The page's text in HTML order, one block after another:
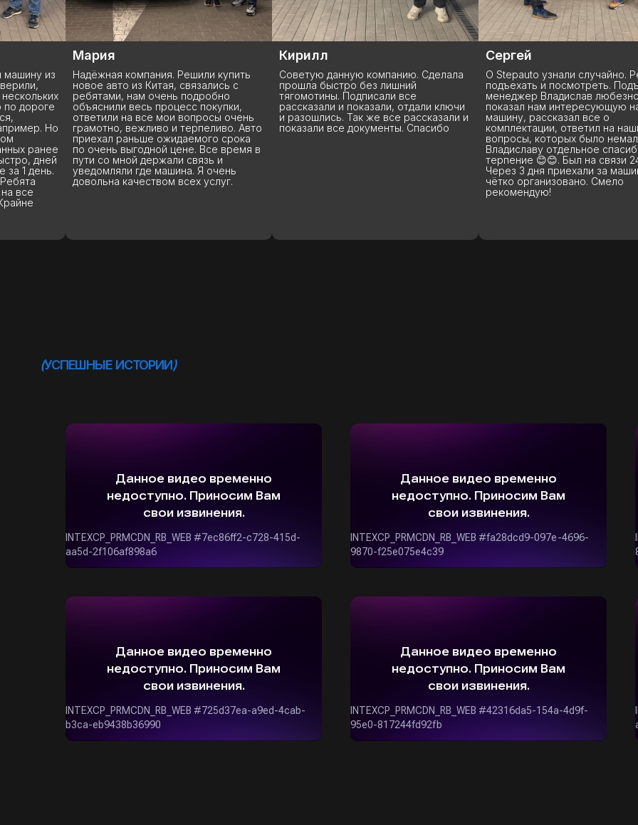
купить
с
очень
Авто
срока
время в
и
Кирилл
Советую данную компанию. Сделала
прошла быстро без лишний
тягомотины. Подписали все
рассказали и показали, отдали ключи
и разошлись. Так же все рассказали и
показали все документы. Спасибо
Сергей
О Stepauto узнали случайно. Решили
подъехать и посмотреть. Подъехали,
менеджер Владислав любезно
показал нам интересующую нас
машину, рассказал все о
комплектации, ответил на наши
Максим
Geely Coolray L - модель
везде есть и то, в основном,
заказ. В Stepauto нашёл
из всех автосалонов Москвы
предложения в наличии.
салона с большим вниманием
относится к своим клиентам,
отвечают на любые вопросы,
касательно особенностей
автомобиля из Китая. Спасибо
ребятам, что такое важное
как покупка нового
УСПЕШНЫЕ ИСТОРИИ )
ОСТАВИТЬ ЗАЯВКУ